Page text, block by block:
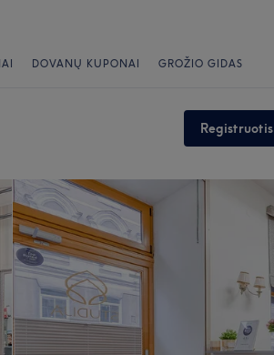
DOVANŲ KUPONAI GROŽIO GIDAS
Registruotis